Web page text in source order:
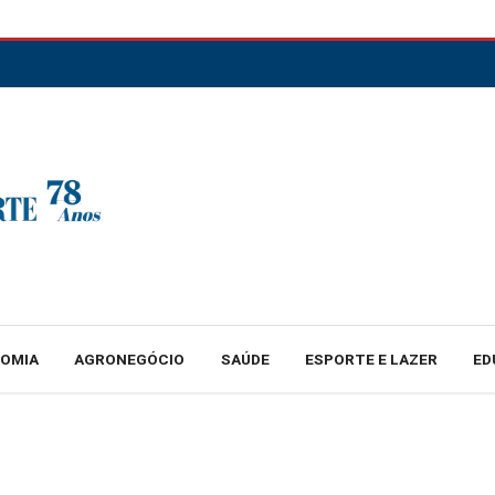
AGRONEGÓCIO SAÚDE ESPORTE E LAZER